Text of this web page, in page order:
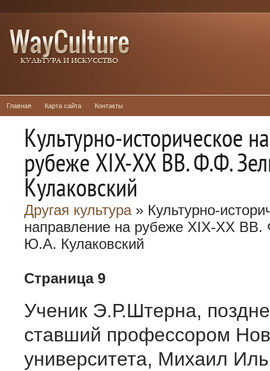
Главная Карта сайта Контакты
Культурно-историческое
рубеже XIX-XX ВВ. Ф.Ф.
Кулаковский
Другая культура» Культурно-
направление на рубеже XIX-XX
Ю.А. Кулаковский
Страница 9
Ученик Э.Р.Штерна,
ставший профессором
университета, Михаил